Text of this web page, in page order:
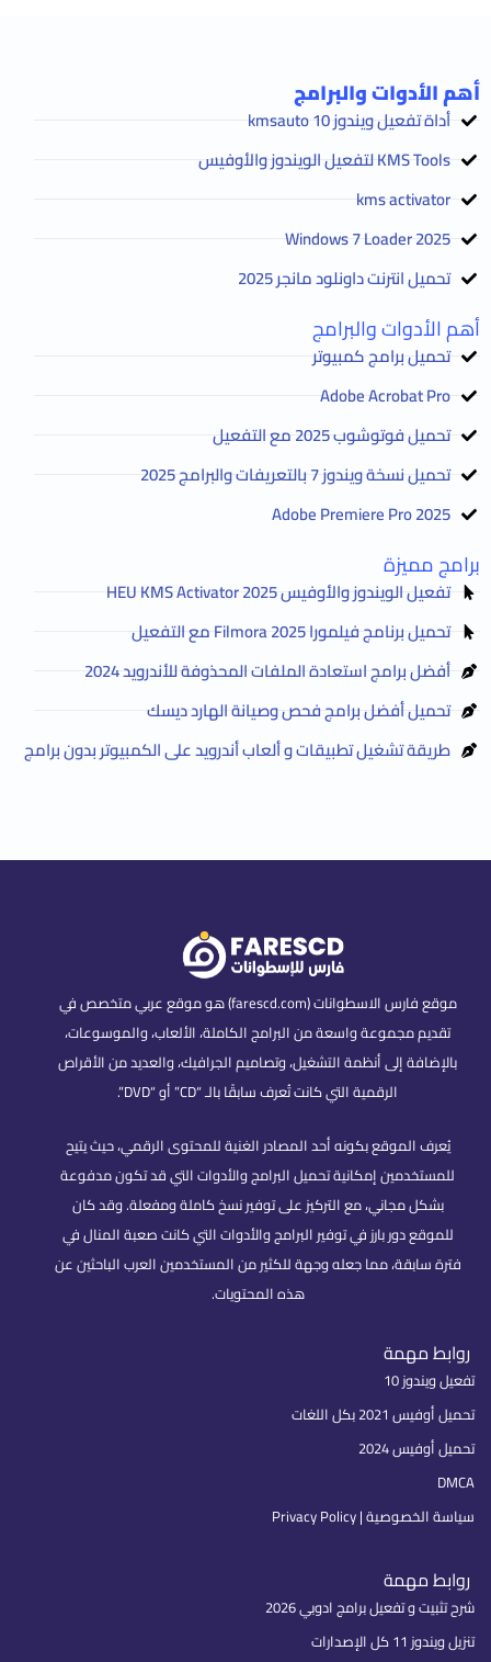
أهم الأدوات والبرامج
أداة تفعيل ويندوز 10 kmsauto
KMS Tools لتفعيل الويندوز والأوفيس
kms activator
2025 Windows 7 Loader
تحميل انترنت داونلود مانجر 2025
أهم الأدوات والبرامج
تحميل برامج كمبيوتر
Adobe Acrobat Pro
تحميل فوتوشوب 2025 مع التفعيل
تحميل نسخة ويندوز 7 بالتعريفات والبرامج 2025
Adobe Premiere Pro 2025
برامج مميزة
تفعيل الويندوز والأوفيس HEU KMS Activator 2025
تحميل برنامج فيلمورا Filmora 2025 مع التفعيل
أفضل برامج استعادة الملفات المحذوفة للأندرويد 2024
تحميل أفضل برامج فحص وصيانة الهارد ديسك
طريقة تشغيل تطبيقات و ألعاب أندرويد على الكمبيوتر بدون برامج
موقع فارس الاسطوانات (farescd.com) هو موقع عربي متخصص في
تقديم مجموعة واسعة من البرامج الكاملة، الألعاب، والموسوعات،
بالإضافة إلى أنظمة التشغيل، وتصاميم الجرافيك، والعديد من الأقراص
الرقمية التي كانت تُعرف سابقًا بالـ “CD” أو “DVD”.
يُعرف الموقع بكونه أحد المصادر الغنية للمحتوى الرقمي، حيث يتيح
للمستخدمين إمكانية تحميل البرامج والأدوات التي قد تكون مدفوعة
بشكل مجاني، مع التركيز على توفير نسخ كاملة ومفعلة. وقد كان
للموقع دور بارز في توفير البرامج والأدوات التي كانت صعبة المنال في
فترة سابقة، مما جعله وجهة للكثير من المستخدمين العرب الباحثين عن
هذه المحتويات.
روابط مهمة
تفعيل ويندوز 10
تحميل أوفيس 2021 بكل اللغات
تحميل أوفيس 2024
DMCA
سياسة الخصوصية | Privacy Policy
روابط مهمة
شرح تثبيت و تفعيل برامج ادوبي 2026
تنزيل ويندوز 11 كل الإصدارات